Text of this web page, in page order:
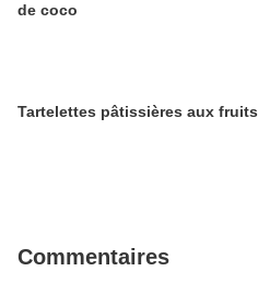
de coco
Tartelettes pâtissières aux fruits
Commentaires